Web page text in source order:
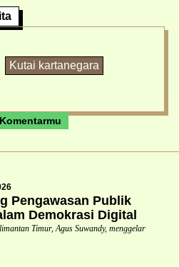
Kutai kartanegara
Pengawasan Publik
Demokrasi Digital
Timur, Agus Suwandy, menggelar